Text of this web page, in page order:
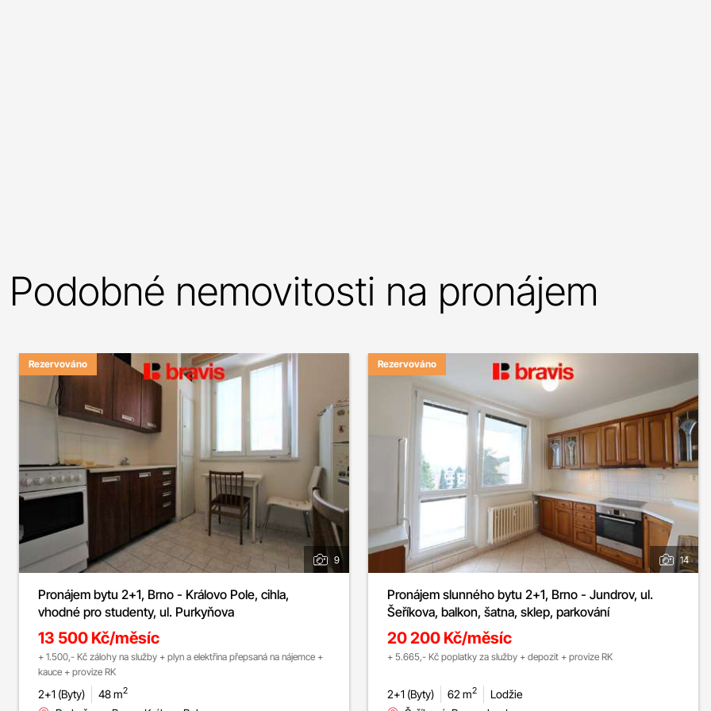
Podobné nemovitosti na pronájem
Rezervováno
9
Pronájem bytu 2+1, Brno - Královo Pole, cihla,
vhodné pro studenty, ul. Purkyňova
13 500 Kč/měsíc
+ 1.500,- Kč zálohy na služby + plyn a elektřina přepsaná na nájemce +
kauce + provize RK
2+1 (Byty) 48 m2
Rezervováno
14
Pronájem slunného bytu 2+1, Brno - Jundrov, ul.
Šeříkova, balkon, šatna, sklep, parkování
20 200 Kč/měsíc
+ 5.665,- Kč poplatky za služby + depozit + provize RK
2+1 (Byty) 62 m2
Lodžie